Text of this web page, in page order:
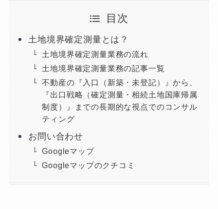
目次
土地境界確定測量とは？
土地境界確定測量業務の流れ
土地境界確定測量業務の記事一覧
不動産の『入口（新築・未登記）』から、
『出口戦略（確定測量・相続土地国庫帰属
制度）』までの長期的な視点でのコンサル
ティング
お問い合わせ
Googleマップ
Googleマップのクチコミ